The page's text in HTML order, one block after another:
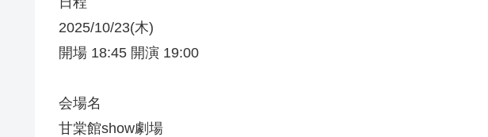
2025/10/23(木)
開場 18:45 開演 19:00
会場名
甘棠館show劇場